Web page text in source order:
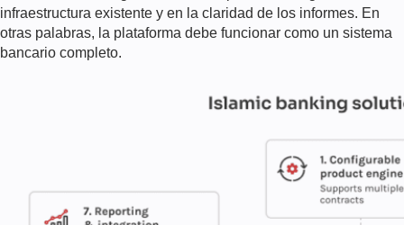
infraestructura existente y en la claridad de los informes. En
otras palabras, la plataforma debe funcionar como un sistema
bancario completo.